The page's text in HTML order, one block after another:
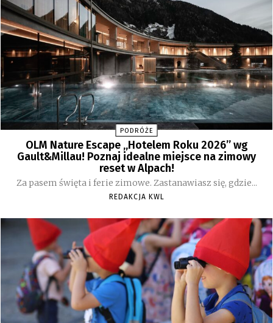
PODRÓŻE
OLM Nature Escape „Hotelem Roku 2026” wg
Gault&Millau! Poznaj idealne miejsce na zimowy
reset w Alpach!
Za pasem święta i ferie zimowe. Zastanawiasz się, gdzie...
REDAKCJA KWL